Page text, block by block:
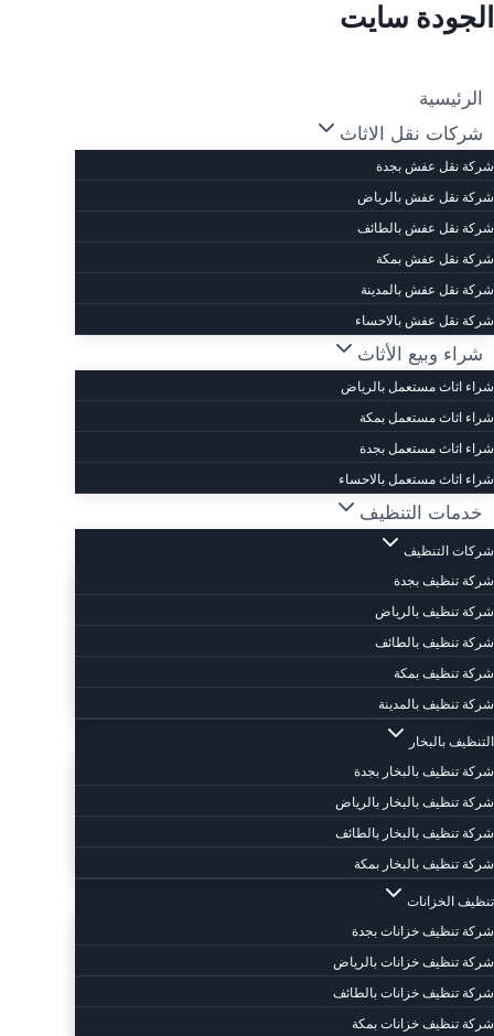
الجودة سايت
الرئيسية
شركات نقل الاثاث
شركة نقل عفش بجدة
شركة نقل عفش بالرياض
شركة نقل عفش بالطائف
شركة نقل عفش بمكة
شركة نقل عفش بالمدينة
شركة نقل عفش بالاحساء
شراء وبيع الأثاث
شراء اثاث مستعمل بالرياض
شراء اثاث مستعمل بمكة
شراء اثاث مستعمل بجدة
شراء اثاث مستعمل بالاحساء
خدمات التنظيف
شركات التنظيف
شركة تنظيف بجدة
شركة تنظيف بالرياض
شركة تنظيف بالطائف
شركة تنظيف بمكة
شركة تنظيف بالمدينة
التنظيف بالبخار
شركة تنظيف بالبخار بجدة
شركة تنظيف بالبخار بالرياض
شركة تنظيف بالبخار بالطائف
شركة تنظيف بالبخار بمكة
تنظيف الخزانات
شركة تنظيف خزانات بجدة
شركة تنظيف خزانات بالرياض
شركة تنظيف خزانات بالطائف
شركة تنظيف خزانات بمكة